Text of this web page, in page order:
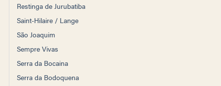
Restinga de Jurubatiba
Saint-Hilaire / Lange
São Joaquim
Sempre Vivas
Serra da Bocaina
Serra da Bodoquena